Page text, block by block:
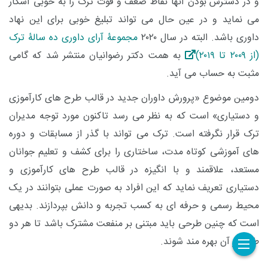
می نماید و در عین حال می تواند تبلیغ خوبی برای این نهاد
داوری باشد. البته در سال ۲۰۲۰
مجموعۀ آرای داوری ده سالۀ ترک
(از ۲۰۰۹ تا ۲۰۱۹)
به همت دکتر رضوانیان منتشر شد که گامی
مثبت به حساب می آید.
دومین موضوع «پرورش داوران جدید در قالب طرح های کارآموزی
و دستیاری» است که به نظر می رسد تاکنون مورد توجه مدیران
ترک قرار نگرفته است. ترک می تواند با گذر از مسابقات و دوره
های آموزشی کوتاه مدت، ساختاری را برای کشف و تعلیم جوانان
مستعد، علاقمند و با انگیزه در قالب طرح های کارآموزی و
دستیاری تعریف نماید که این افراد به صورت عملی بتوانند در یک
محیط رسمی و حرفه ای به کسب تجربه و دانش بپردازند. بدیهی
است که چنین طرحی باید مبتنی بر منفعت مشترک باشد تا هر دو
طرف از آن بهره مند شوند.